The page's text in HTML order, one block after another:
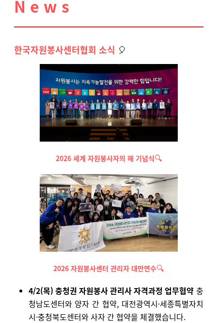
N e w s
한국자원봉사센터협회 소식 🎈
2026 세계 자원봉사자의 해 기념식🔍
2026 자원봉사센터 관리자 대만연수🔍
4/2(목) 충청권 자원봉사 관리사 자격과정 업무협약 충
청남도센터와 양자 간 협약, 대전광역시·세종특별자치
시·충청북도센터와 사자 간 협약을 체결했습니다.